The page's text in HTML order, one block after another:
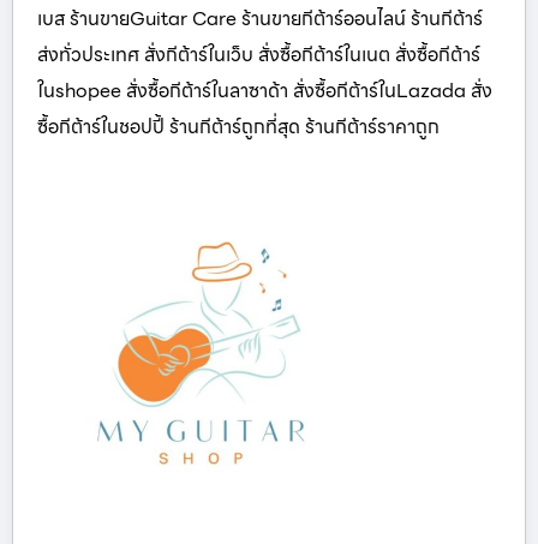
เบส ร้านขายGuitar Care ร้านขายกีต้าร์ออนไลน์ ร้านกีต้าร์
ส่งทั่วประเทศ สั่งกีต้าร์ในเว็บ สั่งซื้อกีต้าร์ในเนต สั่งซื้อกีต้าร์
ในshopee สั่งซื้อกีต้าร์ในลาซาด้า สั่งซื้อกีต้าร์ในLazada สั่ง
ซื้อกีต้าร์ในชอปปี้ ร้านกีต้าร์ถูกที่สุด ร้านกีต้าร์ราคาถูก